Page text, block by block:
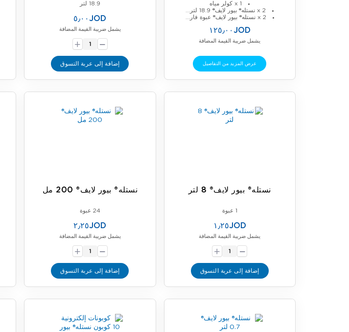
1 x كولر مياه
2 x نستله® بيور لايف® 18.9 لتر...
2 x نستله® بيور لايف® عبوة فار...
١٢٥٫٠٠JOD
يشمل ضريبة القيمة المضافة
عرض المزيد من التفاصيل
18.9 لتر
٥٫٠٠JOD
يشمل ضريبة القيمة المضافة
-
+
إضافة إلى عربة التسوق
نستله® بيور لايف® 8 لتر
1 عبوة
١٫٢٥JOD
يشمل ضريبة القيمة المضافة
-
+
إضافة إلى عربة التسوق
نستله® بيور لايف® 200 مل
24 عبوة
٢٫٢٥JOD
يشمل ضريبة القيمة المضافة
-
+
إضافة إلى عربة التسوق